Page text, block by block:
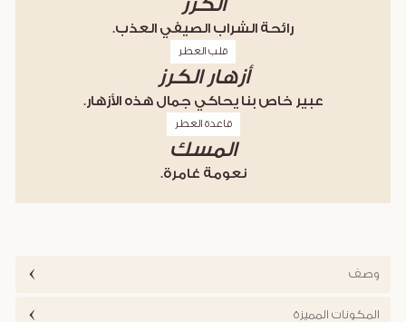
رائحة الشراب الصيفي العذب.
قلب العطر
أزهار الكرز
عبير خاص بنا يحاكي جمال هذه الأزهار.
قاعدة العطر
المسك
نعومة غامرة.
وصف
المكونات المميزة